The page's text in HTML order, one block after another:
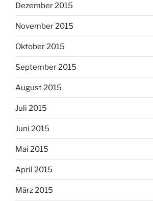
Dezember 2015
November 2015
Oktober 2015
September 2015
August 2015
Juli 2015
Juni 2015
Mai 2015
April 2015
März 2015